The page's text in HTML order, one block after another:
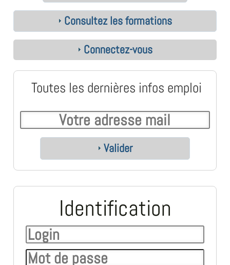
Consultez les formations
Connectez-vous
Toutes les dernières infos emploi
Valider
Identification